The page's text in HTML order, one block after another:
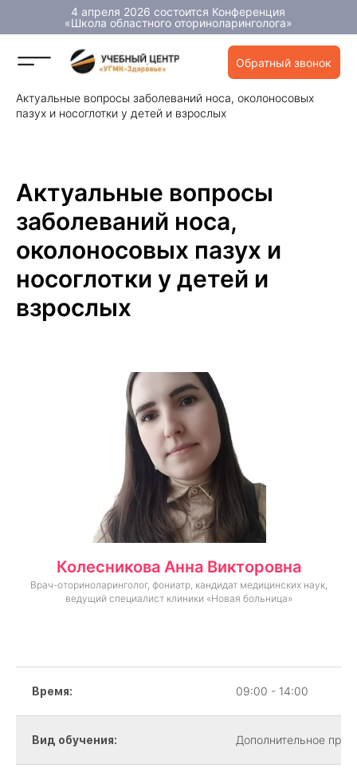
Обратный звонок
4 апреля 2026 состоится Конференция
«Школа областного оториноларинголога»
Актуальные вопросы заболеваний носа, околоносовых
пазух и носоглотки у детей и взрослых
Актуальные вопросы
заболеваний носа,
околоносовых пазух и
носоглотки у детей и
взрослых
Колесникова Анна Викторовна
Врач-оториноларинголог, фониатр, кандидат медицинских наук,
ведущий специалист клиники «Новая больница»
Время: 09:00 - 14:00
Вид обучения: Дополнительное